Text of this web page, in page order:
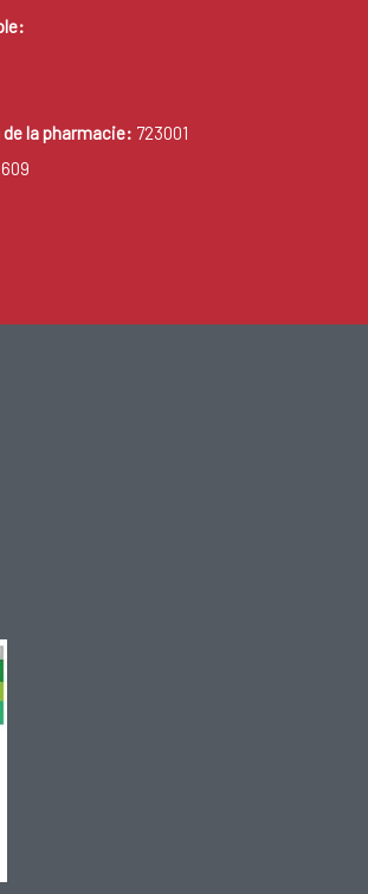
la pharmacie: 723001